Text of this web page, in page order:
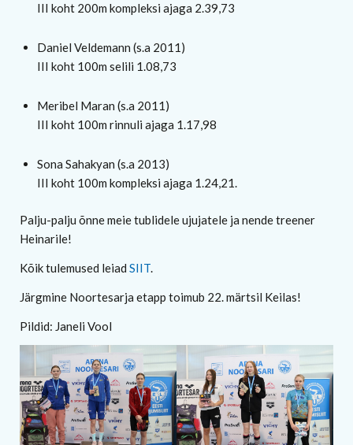
III koht 200m kompleksi ajaga 2.39,73
Daniel Veldemann (s.a 2011)
III koht 100m selili 1.08,73
Meribel Maran (s.a 2011)
III koht 100m rinnuli ajaga 1.17,98
Sona Sahakyan (s.a 2013)
III koht 100m kompleksi ajaga 1.24,21.
Palju-palju õnne meie tublidele ujujatele ja nende treener
Heinarile!
Kõik tulemused leiad SIIT.
Järgmine Noortesarja etapp toimub 22. märtsil Keilas!
Pildid: Janeli Vool